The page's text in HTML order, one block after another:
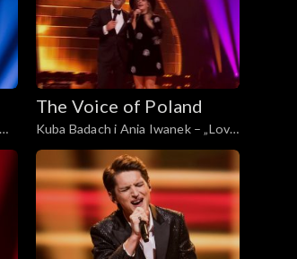
listopada 2024
The Voice of Poland
Kuba Badach i Ania Iwanek – „Love
Never Felt So Good”; „The Voice
of Poland”, Finał, 30 listopada 2024